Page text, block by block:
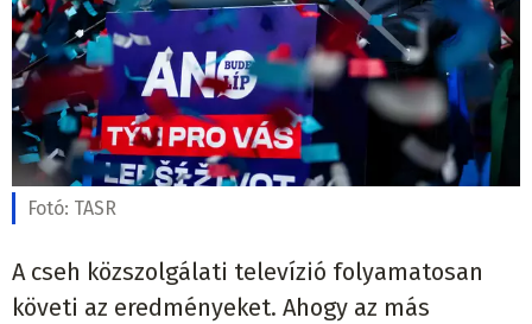
Fotó: TASR
A cseh közszolgálati televízió folyamatosan
követi az eredményeket. Ahogy az más